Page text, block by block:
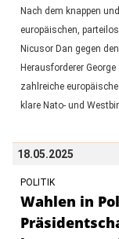
Nach dem knappen
europäischen,
Nicusor Dan gegen
Herausforderer
zahlreiche
klare Nato- und
18.05.2025
POLITIK
Wahlen in